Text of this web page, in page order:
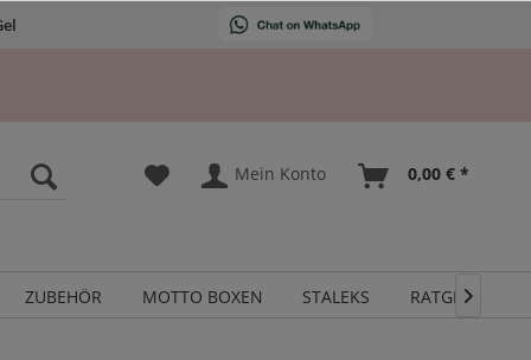
Mein Konto 0,00 € *
ZUBEHÖR MOTTO BOXEN STALEKS RATGEBER
